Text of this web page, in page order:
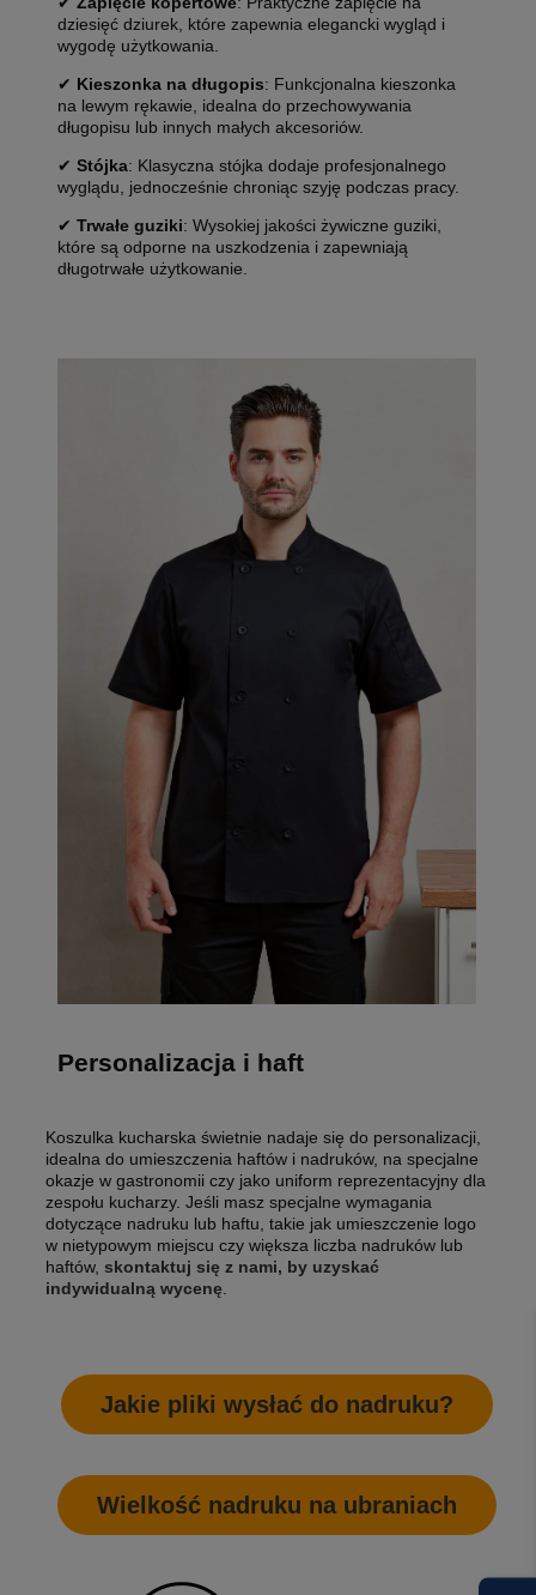
dziesięć dziurek, które zapewnia elegancki wygląd i
wygodę użytkowania.
✔ Kieszonka na długopis: Funkcjonalna kieszonka
na lewym rękawie, idealna do przechowywania
długopisu lub innych małych akcesoriów.
✔ Stójka: Klasyczna stójka dodaje profesjonalnego
wyglądu, jednocześnie chroniąc szyję podczas pracy.
✔ Trwałe guziki: Wysokiej jakości żywiczne guziki,
które są odporne na uszkodzenia i zapewniają
długotrwałe użytkowanie.
Personalizacja i haft
Koszulka kucharska świetnie nadaje się do personalizacji,
idealna do umieszczenia haftów i nadruków, na specjalne
okazje w gastronomii czy jako uniform reprezentacyjny dla
zespołu kucharzy. Jeśli masz specjalne wymagania
dotyczące nadruku lub haftu, takie jak umieszczenie logo
w nietypowym miejscu czy większa liczba nadruków lub
haftów, skontaktuj się z nami, by uzyskać
indywidualną wycenę
Jakie pliki wysłać do nadruku?
Wielkość nadruku na ubraniach